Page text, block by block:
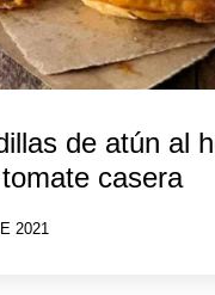
de atún al
casera
2021